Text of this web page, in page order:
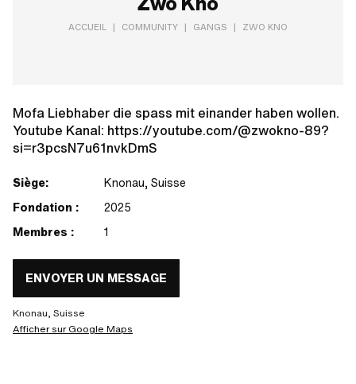
ACCUEIL | COMMUNITY | GANGS | ZWO KNO
Mofa Liebhaber die spass mit einander haben wollen.
Youtube Kanal: https://youtube.com/@zwokno-89?
si=r3pcsN7u61nvkDmS
Siège:
Knonau, Suisse
Fondation :
2025
Membres :
1
ENVOYER UN MESSAGE
Knonau, Suisse
Afficher sur Google Maps